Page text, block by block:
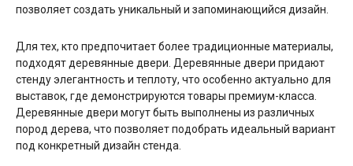
позволяет создать уникальный и запоминающийся дизайн.
Для тех, кто предпочитает более традиционные материалы,
подходят деревянные двери. Деревянные двери придают
стенду элегантность и теплоту, что особенно актуально для
выставок, где демонстрируются товары премиум-класса.
Деревянные двери могут быть выполнены из различных
пород дерева, что позволяет подобрать идеальный вариант
под конкретный дизайн стенда.